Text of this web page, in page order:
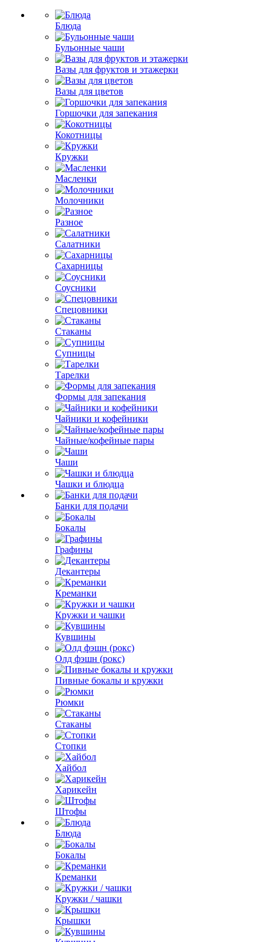
Блюда
Бульонные чаши
Вазы для фруктов и этажерки
Вазы для цветов
Горшочки для запекания
Кокотницы
Кружки
Масленки
Молочники
Разное
Салатники
Сахарницы
Соусники
Спецовники
Стаканы
Супницы
Тарелки
Формы для запекания
Чайники и кофейники
Чайные/кофейные пары
Чаши
Чашки и блюдца
Банки для подачи
Бокалы
Графины
Декантеры
Креманки
Кружки и чашки
Кувшины
Олд фэшн (рокс)
Пивные бокалы и кружки
Рюмки
Стаканы
Стопки
Хайбол
Харикейн
Штофы
Блюда
Бокалы
Креманки
Кружки / чашки
Крышки